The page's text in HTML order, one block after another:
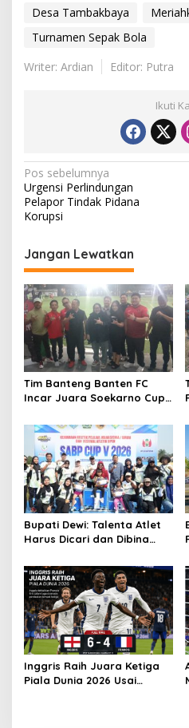
Desa Tambakbaya
Turnamen Sepak Bola
Writer: Ardian
Editor: Putra
Ikuti
N
a
v
i
g
a
s
i
p
o
s
Pos sebelumnya
Urgensi Perlindungan
Pelapor Tindak Pidana
Korupsi
Jangan Lewatkan
Tim Banteng Banten FC
Incar Juara Soekarno Cup
Bupati Dewi: Talenta Atlet
Harus Dicari dan Dibina
Inggris Raih Juara Ketiga
Piala Dunia 2026 Usai